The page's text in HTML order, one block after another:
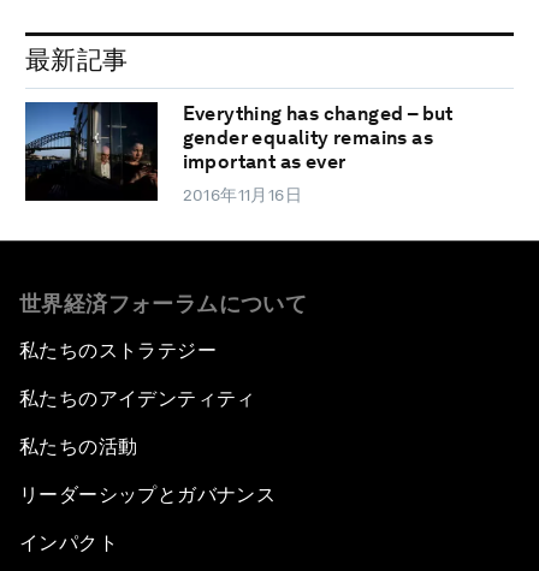
最新記事
Everything has changed – but
gender equality remains as
important as ever
2016年11月16日
世界経済フォーラムについて
私たちのストラテジー
私たちのアイデンティティ
私たちの活動
リーダーシップとガバナンス
インパクト